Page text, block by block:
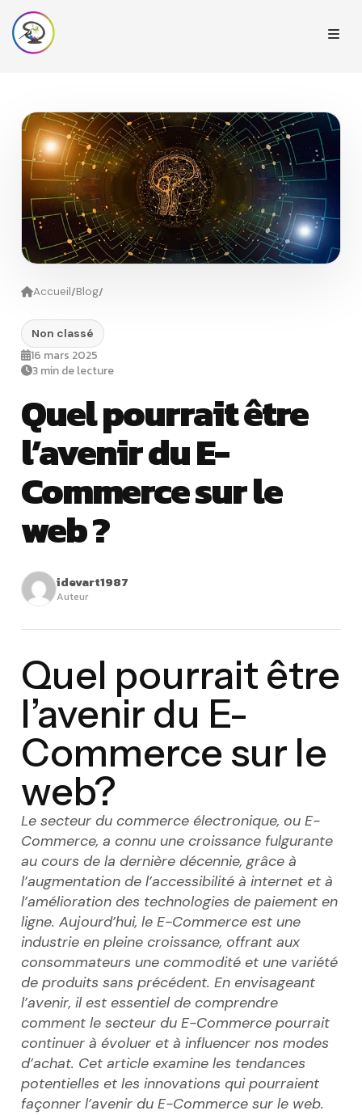
Accueil/Blog/
Non classé
16 mars 2025
3 min de lecture
Quel pourrait être
l’avenir du E-
Commerce sur le
web ?
idevart1987
Auteur
Quel pourrait être
l’avenir du E-
Commerce sur le
web?
Le secteur du commerce électronique, ou E-
Commerce, a connu une croissance fulgurante
au cours de la dernière décennie, grâce à
l’augmentation de l’accessibilité à internet et à
l’amélioration des technologies de paiement en
ligne. Aujourd’hui, le E-Commerce est une
industrie en pleine croissance, offrant aux
consommateurs une commodité et une variété
de produits sans précédent. En envisageant
l’avenir, il est essentiel de comprendre
comment le secteur du E-Commerce pourrait
continuer à évoluer et à influencer nos modes
d’achat. Cet article examine les tendances
potentielles et les innovations qui pourraient
façonner l’avenir du E-Commerce sur le web.